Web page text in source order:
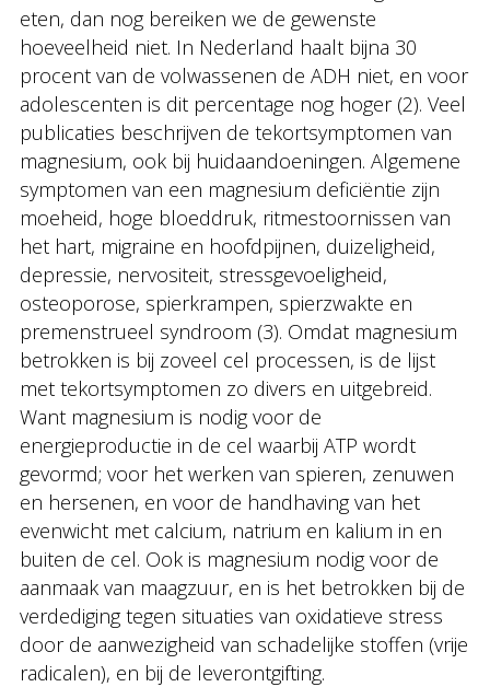
eten, dan nog bereiken we de gewenste
hoeveelheid niet. In Nederland haalt bijna 30
procent van de volwassenen de ADH niet, en voor
adolescenten is dit percentage nog hoger (2). Veel
publicaties beschrijven de tekortsymptomen van
magnesium, ook bij huidaandoeningen. Algemene
symptomen van een magnesium deficiëntie zijn
moeheid, hoge bloeddruk, ritmestoornissen van
het hart, migraine en hoofdpijnen, duizeligheid,
depressie, nervositeit, stressgevoeligheid,
osteoporose, spierkrampen, spierzwakte en
premenstrueel syndroom (3). Omdat magnesium
betrokken is bij zoveel cel processen, is de lijst
met tekortsymptomen zo divers en uitgebreid.
Want magnesium is nodig voor de
energieproductie in de cel waarbij ATP wordt
gevormd; voor het werken van spieren, zenuwen
en hersenen, en voor de handhaving van het
evenwicht met calcium, natrium en kalium in en
buiten de cel. Ook is magnesium nodig voor de
aanmaak van maagzuur, en is het betrokken bij de
verdediging tegen situaties van oxidatieve stress
door de aanwezigheid van schadelijke stoffen (vrije
radicalen), en bij de leverontgifting.